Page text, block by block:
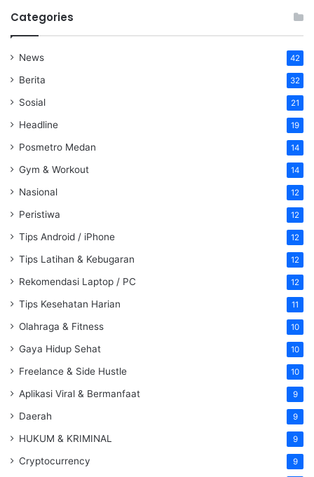
Categories
News 42
Berita 32
Sosial 21
Headline 19
Posmetro Medan 14
Gym & Workout 14
Nasional 12
Peristiwa 12
Tips Android / iPhone 12
Tips Latihan & Kebugaran 12
Rekomendasi Laptop / PC 12
Tips Kesehatan Harian 11
Olahraga & Fitness 10
Gaya Hidup Sehat 10
Freelance & Side Hustle 10
Aplikasi Viral & Bermanfaat 9
Daerah 9
HUKUM & KRIMINAL 9
Cryptocurrency 9